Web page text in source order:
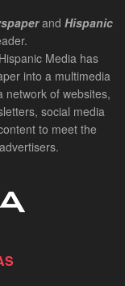
and Hispanic
Media has
into a multimedia
network of websites,
social media
to meet the